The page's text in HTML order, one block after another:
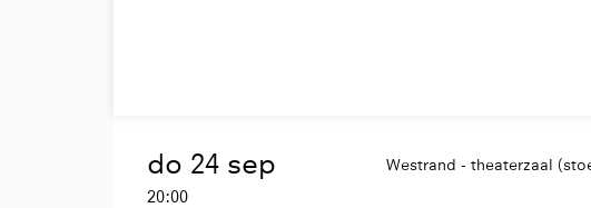
do 24 sep
20:00
Westrand - theaterzaal